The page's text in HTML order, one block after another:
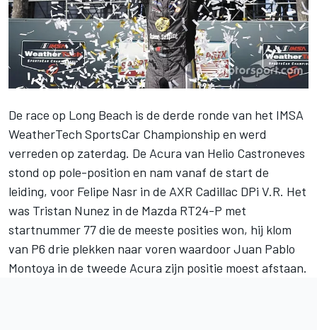
De race op Long Beach is de derde ronde van het IMSA
WeatherTech SportsCar Championship en werd
verreden op zaterdag. De Acura van Helio Castroneves
stond op pole-position en nam vanaf de start de
leiding, voor Felipe Nasr in de AXR Cadillac DPi V.R. Het
was Tristan Nunez in de Mazda RT24-P met
startnummer 77 die de meeste posities won, hij klom
van P6 drie plekken naar voren waardoor Juan Pablo
Montoya in de tweede Acura zijn positie moest afstaan.